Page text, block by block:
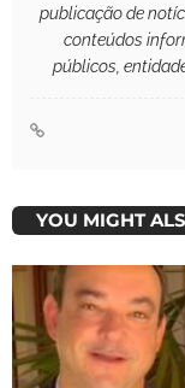
publicação de
conteúdos
públicos,
YOU MIGHT